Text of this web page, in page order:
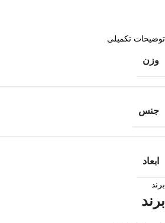
توضیحات تکمیلی
وزن
جنس
ابعاد
برند
برند